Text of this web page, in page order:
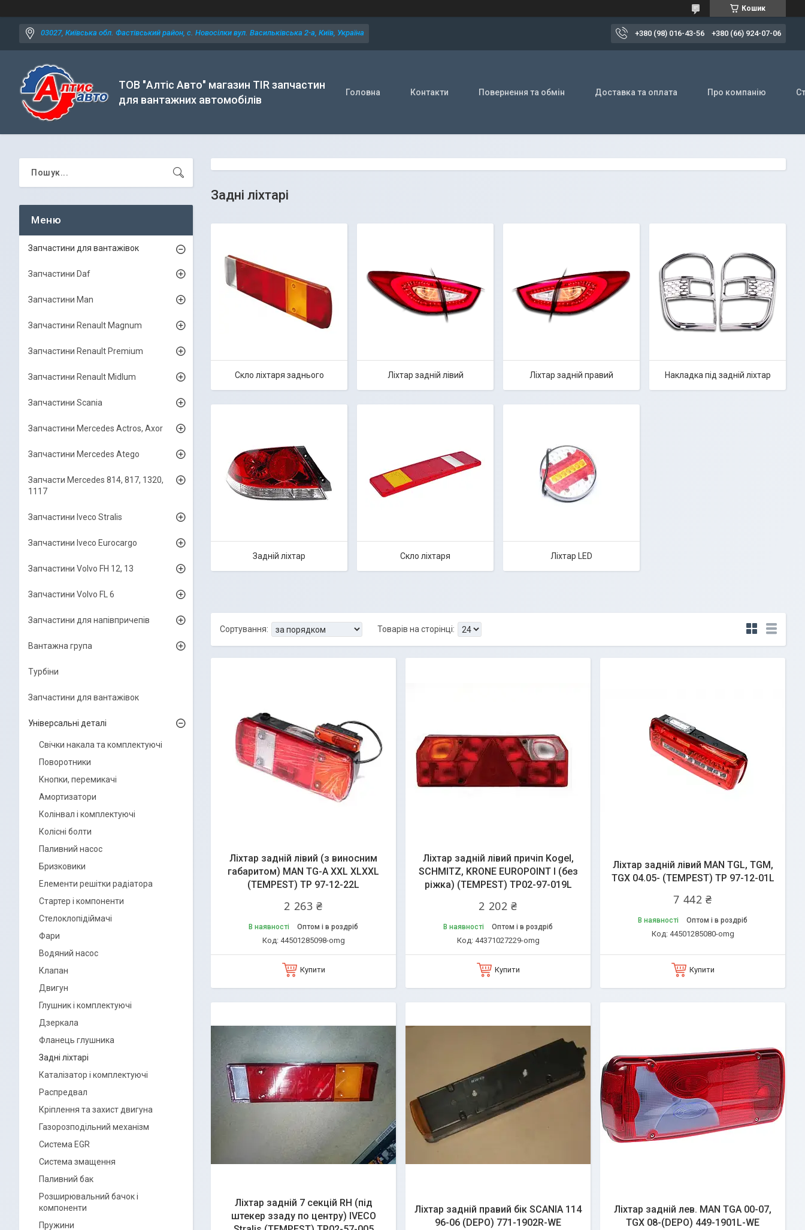
Кошик
03027, Київська обл. Фастівський район, с. Новосілки вул. Васильківська 2-а, Київ, Україна +380 (98) 016-43-56 +380 (66) 924-07-06
ТОВ "Алтіс Авто" магазин TIR запчастин
для вантажних автомобілів
Головна Контакти Повернення та обмін Доставка та оплата Про компанію
Задні ліхтарі
Скло ліхтаря заднього Ліхтар задній лівий Ліхтар задній правий Накладка під задній ліхтар
Задній ліхтар Скло ліхтаря Ліхтар LED
Ліхтар задній лівий (з виносним
габаритом) MAN TG-A XXL XLXXL
(TEMPEST) TP 97-12-22L
2 263 ₴
В наявності Оптом і в роздріб
44501285098-omg
Купити
Ліхтар задній лівий причіп Kogel,
SCHMITZ, KRONE EUROPOINT I (без
ріжка) (TEMPEST) TP02-97-019L
2 202 ₴
В наявності Оптом і в роздріб
44371027229-omg
Купити
Ліхтар задній лівий MAN TGL, TGM,
TGX 04.05- (TEMPEST) TP 97-12-01L
7 442 ₴
В наявності Оптом і в роздріб
44501285080-omg
Купити
Ліхтар задній 7 секцій RH (під
штекер ззаду по центру) IVECO
Ліхтар задній правий бік SCANIA 114
96-06 (DEPO) 771-1902R-WE
Ліхтар задній лев. MAN TGA 00-07,
TGX 08-(DEPO) 449-1901L-WE
Запчастини для вантажівок
Запчастини Daf
Запчастини Man
Запчастини Renault Magnum
Запчастини Renault Premium
Запчастини Renault Midlum
Запчастини Scania
Запчастини Mercedes Actros, Axor
Запчастини Mercedes Atego
Запчасти Mercedes 814, 817, 1320,
1117
Запчастини Iveco Stralis
Запчастини Iveco Eurocargo
Запчастини Volvo FH 12, 13
Запчастини Volvo FL 6
Запчастини для напівпричепів
Вантажна група
Турбіни
Запчастини для вантажівок
Універсальні деталі
Свічки накала та комплектуючі
Поворотники
Кнопки, перемикачі
Амортизатори
Колінвал і комплектуючі
Колісні болти
Паливний насос
Бризковики
Елементи решітки радіатора
Стартер і компоненти
Стелоклопідіймачі
Фари
Водяний насос
Клапан
Двигун
Глушник і комплектуючі
Дзеркала
Фланець глушника
Задні ліхтарі
Каталізатор і комплектуючі
Распредвал
Кріплення та захист двигуна
Газорозподільний механізм
Система EGR
Система змащення
Паливний бак
Розширювальний бачок і
компоненти
Пружини